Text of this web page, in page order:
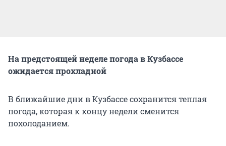
На предстоящей неделе погода в Кузбассе
ожидается прохладной
В ближайшие дни в Кузбассе сохранится теплая
погода, которая к концу недели сменится
похолоданием.